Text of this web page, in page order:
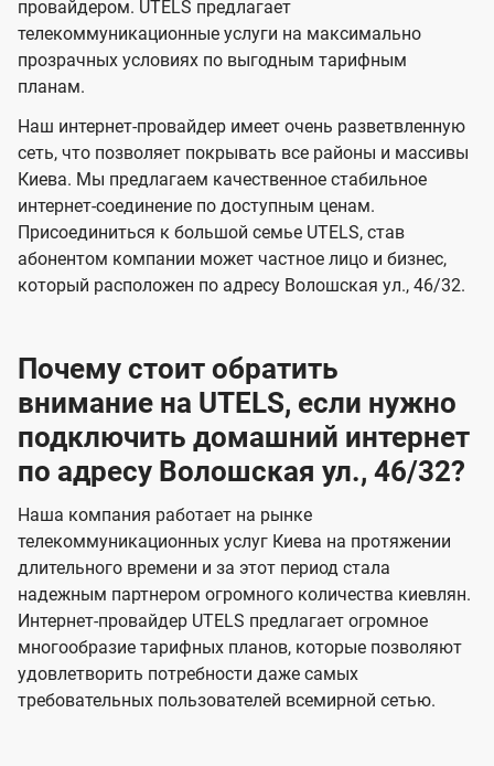
s
и
д
е
н
и
я
д
е
и
я
провайдером. UTELS предлагает
телекоммуникационные услуги на максимально
прозрачных условиях по выгодным тарифным
планам.
Наш интернет-провайдер имеет очень разветвленную
сеть, что позволяет покрывать все районы и массивы
Киева. Мы предлагаем качественное стабильное
интернет-соединение по доступным ценам.
Присоединиться к большой семье UTELS, став
абонентом компании может частное лицо и бизнес,
который расположен по адресу Волошская ул., 46/32.
Почему стоит обратить
внимание на UTELS, если нужно
подключить домашний интернет
по адресу Волошская ул., 46/32?
Наша компания работает на рынке
телекоммуникационных услуг Киева на протяжении
длительного времени и за этот период стала
надежным партнером огромного количества киевлян.
Интернет-провайдер UTELS предлагает огромное
многообразие тарифных планов, которые позволяют
удовлетворить потребности даже самых
требовательных пользователей всемирной сетью.